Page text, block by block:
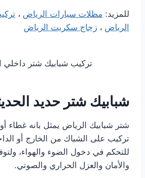
للمزيد: مظلات سيارات الرياض ،
الرياض ، زجاج سكريت الرياض
تركيب شبابيك شتر داخلي
شبابيك شتر حديد
شتر شبابيك الرياض يمثل بانه غطاء
تركيب على الشباك من الخارج أو
للتحكم في دخول الضوء والهواء،
والأمان والعزل الحراري والصوتي.